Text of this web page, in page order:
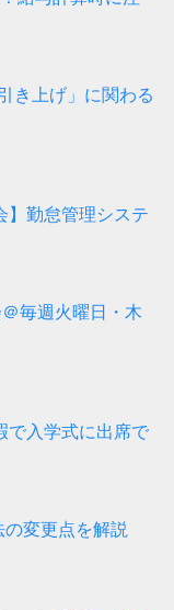
き上げ」に関わる
】勤怠管理システ
毎週火曜日・木
で入学式に出席で
変更点を解説